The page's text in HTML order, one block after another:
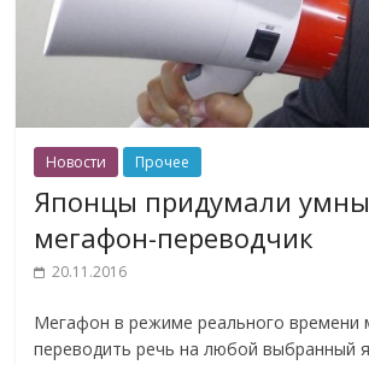
Новости Прочее
Японцы придумали
мегафон-переводчик
20.11.2016
Мегафон в режиме реального времени
переводить речь на любой выбранный